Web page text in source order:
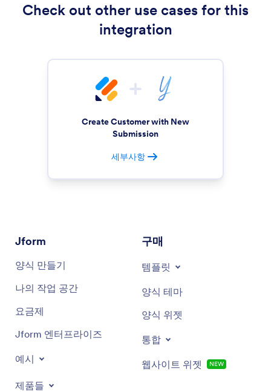
Check out other use cases for this
integration
Create Customer with New
Submission
세부사항
Jform
양식 만들기
나의 작업 공간
요금제
Jform 엔터프라이즈
예시
제품들
구매
템플릿
양식 테마
양식 위젯
통합
웹사이트 위젯 NEW